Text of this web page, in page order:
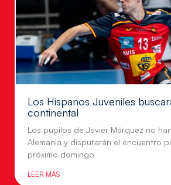
Los Hispanos Juveniles
continental
Los pupilos de Javier Márquez no
Alemania y disputarán el encuentro
próximo domingo
LEER MÁS